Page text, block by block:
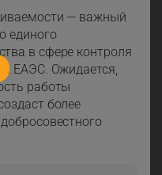
— важный
единого
в сфере контроля
ЕАЭС. Ожидается,
работы
более